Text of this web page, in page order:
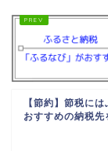
【節約】節税に
おすすめの納税先